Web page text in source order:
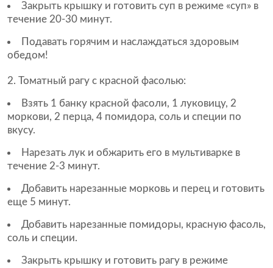
Закрыть крышку и готовить суп в режиме «суп» в
течение 20-30 минут.
Подавать горячим и наслаждаться здоровым
обедом!
2. Томатный рагу с красной фасолью:
Взять 1 банку красной фасоли, 1 луковицу, 2
моркови, 2 перца, 4 помидора, соль и специи по
вкусу.
Нарезать лук и обжарить его в мультиварке в
течение 2-3 минут.
Добавить нарезанные морковь и перец и готовить
еще 5 минут.
Добавить нарезанные помидоры, красную фасоль,
соль и специи.
Закрыть крышку и готовить рагу в режиме